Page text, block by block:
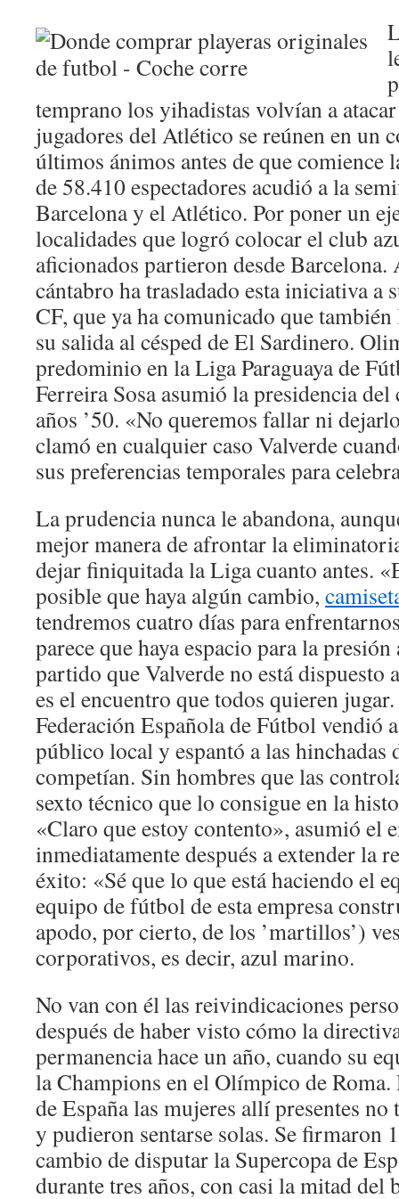
temprano los yihadistas volvían a
jugadores del Atlético se reúnen en un
últimos ánimos antes de que comience
de 58.410 espectadores acudió a la
Barcelona y el Atlético. Por poner un
localidades que logró colocar el club
aficionados partieron desde Barcelona.
cántabro ha trasladado esta iniciativa
CF, que ya ha comunicado que
su salida al césped de El Sardinero.
predominio en la Liga Paraguaya de
Ferreira Sosa asumió la presidencia
años ’50. «No queremos fallar ni
clamó en cualquier caso Valverde
sus preferencias temporales para
La prudencia nunca le abandona,
mejor manera de afrontar la
dejar finiquitada la Liga cuanto antes.
posible que haya algún cambio,
tendremos cuatro días para
parece que haya espacio para la presión
partido que Valverde no está dispuesto
es el encuentro que todos quieren
Federación Española de Fútbol vendió
público local y espantó a las hinchadas
competían. Sin hombres que las
sexto técnico que lo consigue en la
«Claro que estoy contento», asumió el
inmediatamente después a extender la
éxito: «Sé que lo que está haciendo el
equipo de fútbol de esta empresa
apodo, por cierto, de los ’martillos’)
corporativos, es decir, azul marino.
No van con él las reivindicaciones
después de haber visto cómo la
permanencia hace un año, cuando su
la Champions en el Olímpico de Roma.
de España las mujeres allí presentes
y pudieron sentarse solas. Se firmaron
cambio de disputar la Supercopa de
durante tres años, con casi la mitad del